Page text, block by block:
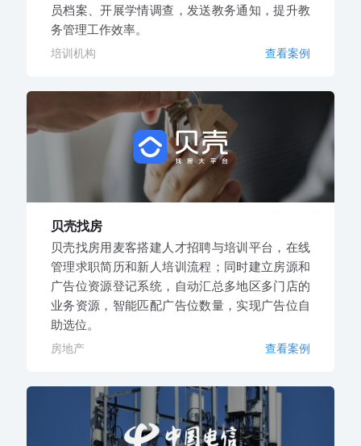
员档案、开展学情调查，发送教务通知，提升教
务管理工作效率。
培训机构 查看案例
贝壳找房
贝壳找房用麦客搭建人才招聘与培训平台，在线
管理求职简历和新人培训流程；同时建立房源和
广告位资源登记系统，自动汇总多地区多门店的
业务资源，智能匹配广告位数量，实现广告位自
助选位。
房地产 查看案例